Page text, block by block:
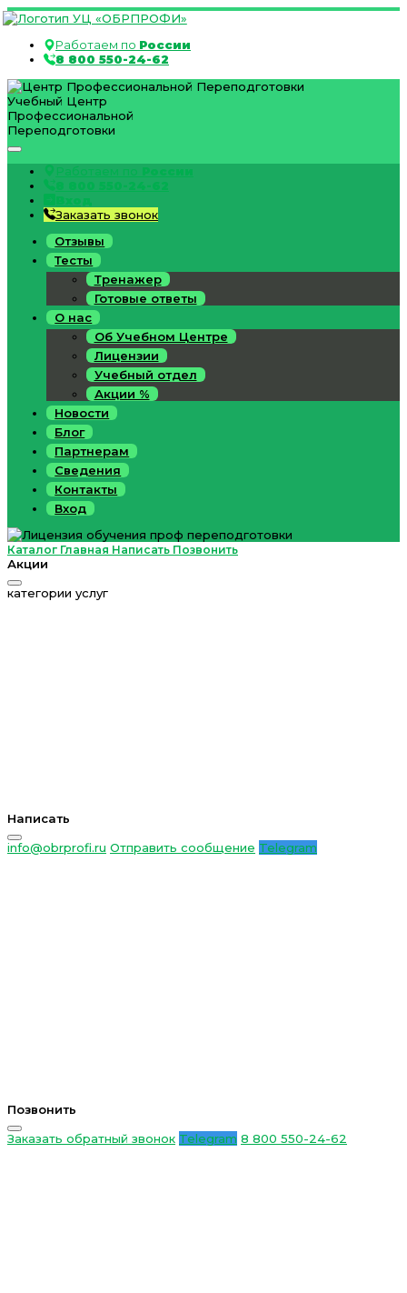
Работаем по России
8 800 550-24-62
Учебный Центр
Профессиональной
Переподготовки
Работаем по России
8 800 550-24-62
Вход
Заказать звонок
Отзывы
Тесты
Тренажер
Готовые ответы
О нас
Об Учебном Центре
Лицензии
Учебный отдел
Акции %
Новости
Блог
Партнерам
Сведения
Контакты
Вход
Каталог Главная Написать Позвонить
Акции
категории услуг
Написать
info@obrprofi.ru Отправить сообщение Telegram
Позвонить
Заказать обратный звонок Telegram 8 800 550-24-62